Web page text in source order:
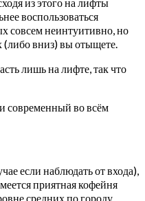
воспользоваться
совсем неинтуитивно, но
(либо вниз) вы отыщете.
лишь на лифте, так что
современный во всём
если наблюдать от входа),
приятная кофейня
средних по городу